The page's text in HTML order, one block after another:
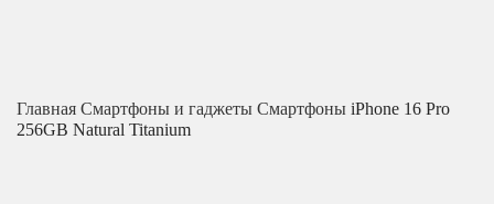
Главная Смартфоны и гаджеты Смартфоны iPhone 16 Pro
256GB Natural Titanium